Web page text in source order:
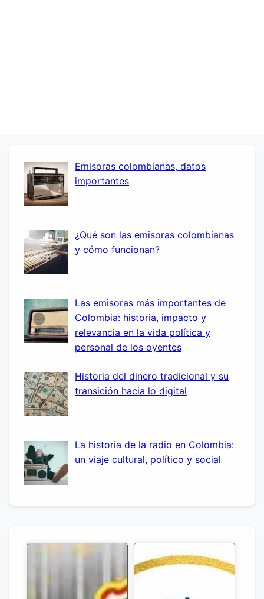
Emisoras colombianas, datos
importantes
¿Qué son las emisoras colombianas
y cómo funcionan?
Las emisoras más importantes de
Colombia: historia, impacto y
relevancia en la vida política y
personal de los oyentes
Historia del dinero tradicional y su
transición hacia lo digital
La historia de la radio en Colombia:
un viaje cultural, político y social